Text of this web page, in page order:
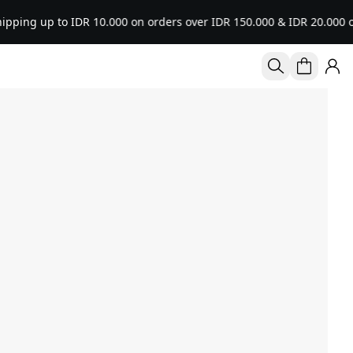
IDR 10.000 on orders over IDR 150.000 & IDR 20.000 on orders